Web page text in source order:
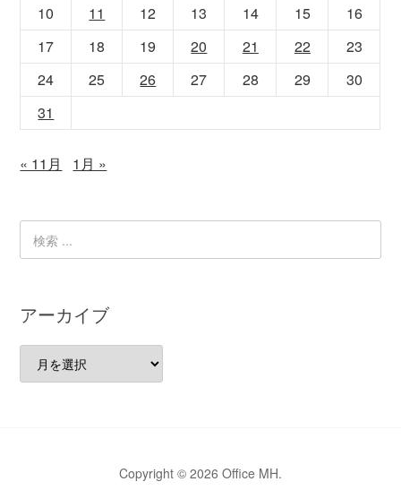
10
11 12 13 14 15
16
17
18 19 20 21 22
23
24
25 26 27 28 29
30
31
« 11月 1月 »
アーカイブ
ー
Copyright © 2026 Office MH.